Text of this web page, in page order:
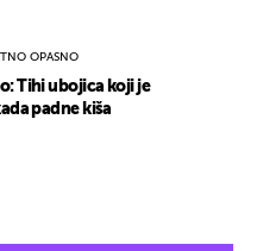
OPASNO
Tihi ubojica koji je
padne kiša